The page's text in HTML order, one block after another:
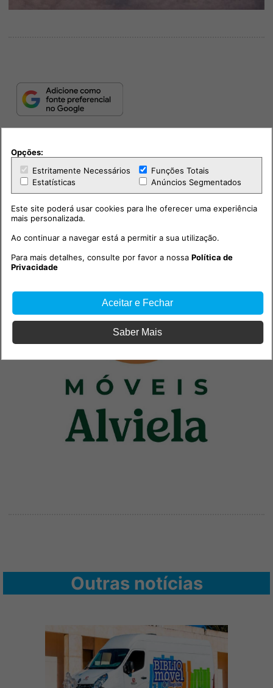
Outras notícias
Opções:
Estritamente Necessários
Funções Totais
Estatísticas
Anúncios Segmentados
Este site poderá usar cookies para lhe oferecer uma experiência
mais personalizada.
Ao continuar a navegar está a permitir a sua utilização.
Para mais detalhes, consulte por favor a nossaPolítica de
Privacidade
Aceitar e Fechar
Saber Mais